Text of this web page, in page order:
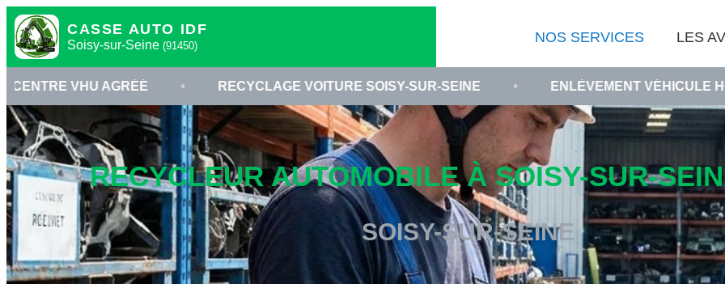
CASSE AUTO IDF
Soisy-sur-Seine (91450)
NOS SERVICES LES
AGRÉÉ • RECYCLAGE VOITURE SOISY-SUR-SEINE • ENLÈVEMENT VÉHICULE HORS D USAGE
RECYCLEUR AUTOMOBILE À SOISY-SUR-
SOISY-SUR-SEINE